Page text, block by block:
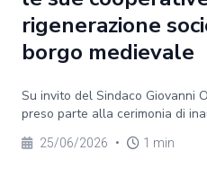
rigenerazione
borgo medievale
Su invito del Sindaco Giovanni
preso parte alla cerimonia di
25/06/2026 • 1 min